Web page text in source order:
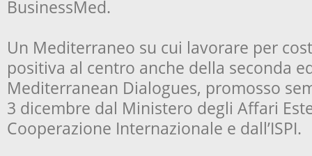
BusinessMed.
Un Mediterraneo su cui lavorare per
positiva al centro anche della seconda
Mediterranean Dialogues, promosso
3 dicembre dal Ministero degli Affari
Cooperazione Internazionale e dall’ISPI.